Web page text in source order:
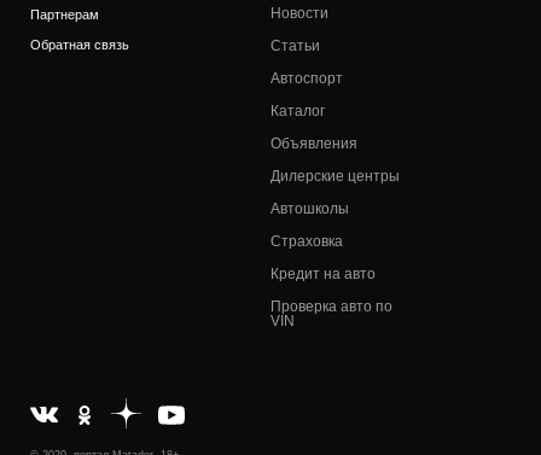
Партнерам
Обратная связь
Новости
Статьи
Автоспорт
Каталог
Объявления
Дилерские центры
Автошколы
Страховка
Кредит на авто
Проверка авто по
VIN